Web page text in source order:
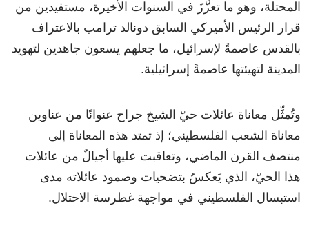
المحتلة، وهو ما تعزَّزَ في السنوات الأخيرة، مستفيدين من
قرار الرئيس الأميركي السابق دونالد ترامب بالاعتراف
بالقدس عاصمةً لإسرائيل، ما جعلهم يسعون جاهدين لتهويد
المدينة لتهيئتها عاصمةً إسرائيلية.
وتُمثِّل معاناة عائلات حيّ الشيخ جراح عنوانًا من عناوين
معاناة الشعب الفلسطيني؛ إذ تمتد هذه المعاناة إلى
منتصف القرن الماضي، وتعاقبت عليها أجيالٌ من عائلات
هذا الحيّ، الذي يَعكسُ بتضحيات وصمود عائلاته مدى
استبسال الفلسطيني في مواجهة غطرسة الاحتلال.